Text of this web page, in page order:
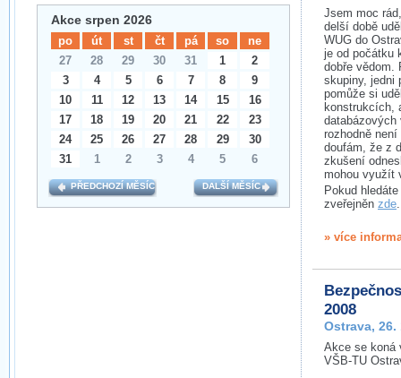
Akce srpen 2026
po út st čt pá so
ne
27
28 29 30 31 1
2
3
4 5 6 7 8
9
10
11 12 13 14 15
16
17
18 19 20 21 22
23
24
25 26 27 28 29
30
31
1 2 3 4 5 6
PŘEDCHOZÍ MĚSÍC DALŠÍ MĚSÍC
Jsem moc
delší době
WUG do
je od počátku
dobře vědom.
skupiny, jedni
pomůže si
konstrukcích,
databázových
rozhodně
doufám, že z
zkušení
mohou využít
Pokud
zveřejněn zde.
» více
2008
Ostrava, 26.
Akce se koná
VŠB-TU